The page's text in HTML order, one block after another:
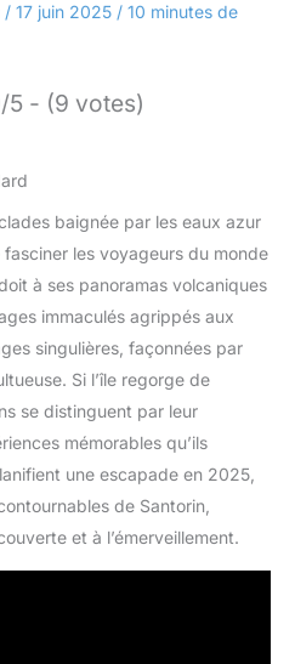
/ 17 juin 2025 / 10 minutes de
5 - (9 votes)
baignée par les eaux azur
les voyageurs du monde
à ses panoramas volcaniques
immaculés agrippés aux
singulières, façonnées par
Si l’île regorge de
se distinguent par leur
mémorables qu’ils
une escapade en 2025,
de Santorin,
et à l’émerveillement.